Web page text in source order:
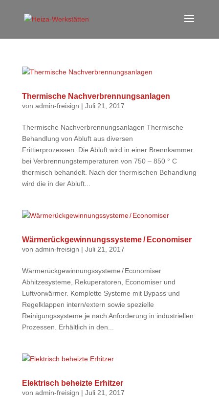
Thermische Nachverbrennungsanlagen
von admin-freisign | Juli 21, 2017
Thermische Nachverbrennungsanlagen Thermische
Behandlung von Abluft aus diversen
Frittierprozessen. Die Abluft wird in einer Brennkammer
bei Verbrennungstemperaturen von 750 – 850 ° C
thermisch behandelt. Nach der thermischen Behandlung
wird die in der Abluft...
Wärmerückgewinnungssysteme / Economiser
von admin-freisign | Juli 21, 2017
Wärmerückgewinnungssysteme / Economiser
Abhitzesysteme, Rekuperatoren, Economiser und
Luftvorwärmer. Komplette Systeme mit Bypass und
Regelklappen intern/extern sowie spezielle
Reinigungssysteme je nach Anforderung in industriellen
Prozessen. Erhältlich in den...
Elektrisch beheizte Erhitzer
von admin-freisign | Juli 21, 2017